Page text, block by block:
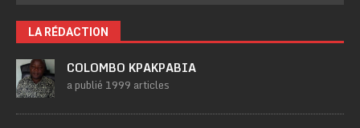
LA RÉDACTION
COLOMBO KPAKPABIA
a publié 1999 articles